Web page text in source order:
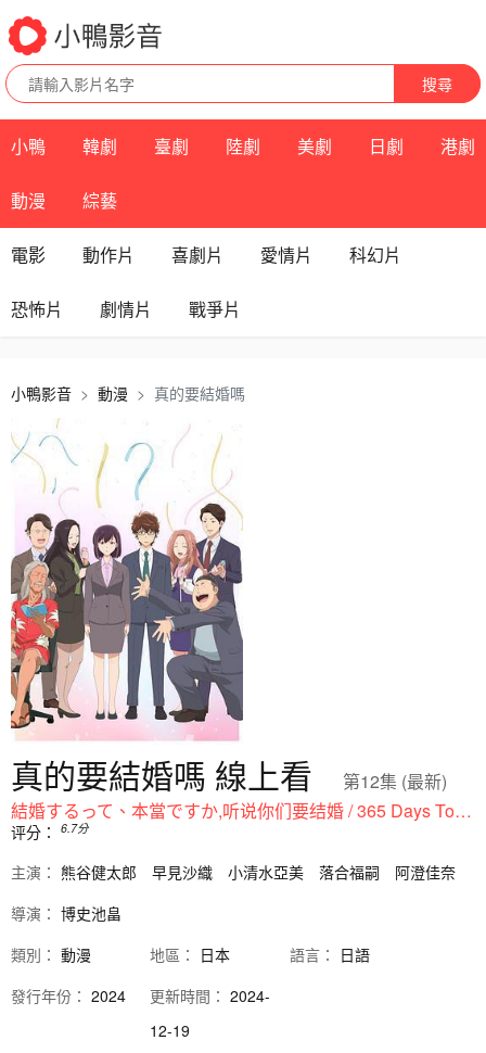
搜尋
小鴨 韓劇 臺劇 陸劇 美劇 日劇 港劇
動漫 綜藝
電影 動作片 喜劇片 愛情片 科幻片
恐怖片 劇情片 戰爭片
小鴨影音 動漫 真的要結婚嗎
真的要結婚嗎 線上看
第12集 (最新)
結婚するって、本當ですか,听说你们要结婚 / 365 Days To The Wedding
评分： 6.7分
主演： 熊谷健太郎 早見沙織 小清水亞美 落合福嗣
阿澄佳奈
導演： 博史池畠
類別： 動漫 地區： 日本 語言： 日語
發行年份： 2024 更新時間： 2024-
12-19